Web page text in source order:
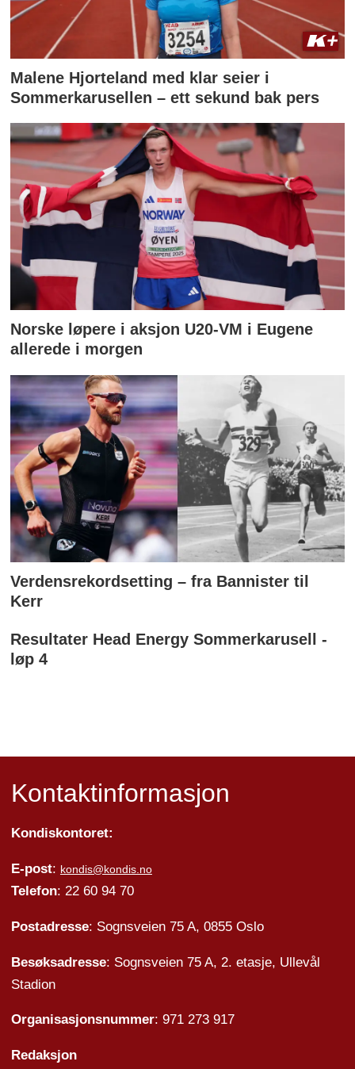
Malene Hjorteland med klar seier i
Sommerkarusellen – ett sekund bak pers
Norske løpere i aksjon U20-VM i Eugene
allerede i morgen
Verdensrekordsetting – fra Bannister til
Kerr
Resultater Head Energy Sommerkarusell -
løp 4
Kontaktinformasjon
Kondiskontoret:
E-post: kondis@kondis.no
Telefon: 22 60 94 70
Postadresse: Sognsveien 75 A, 0855 Oslo
Besøksadresse: Sognsveien 75 A, 2. etasje, Ullevål
Stadion
Organisasjonsnummer: 971 273 917
Redaksjon